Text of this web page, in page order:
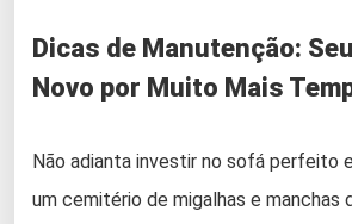
Dicas de Manutenção:
Novo por Muito Mais
Não adianta investir no sofá perfeito
um cemitério de migalhas e manchas